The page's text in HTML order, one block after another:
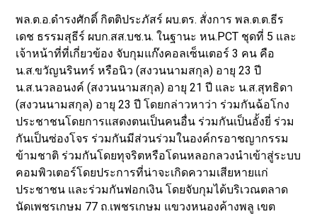
พล.ต.อ.ดำรงศักดิ์ กิตติประภัสร์ ผบ.ตร. สั่งการ พล.ต.ต.ธีร
เดช ธรรมสุธีร์ ผบก.สส.บช.น. ในฐานะ หน.PCT ชุดที่ 5 และ
เจ้าหน้าที่ที่เกี่ยวข้อง จับกุมแก๊งคอลเซ็นเตอร์ 3 คน คือ
น.ส.ขวัญนรินทร์ หรือนิว (สงวนนามสกุล) อายุ 23 ปี
น.ส.นวลอนงค์ (สงวนนามสกุล) อายุ 21 ปี และ น.ส.สุทธิดา
(สงวนนามสกุล) อายุ 23 ปี โดยกล่าวหาว่า ร่วมกันฉ้อโกง
ประชาชนโดยการแสดงตนเป็นคนอื่น ร่วมกันเป็นอั้งยี่ ร่วม
กันเป็นซ่องโจร ร่วมกันมีส่วนร่วมในองค์กรอาชญากรรม
ข้ามชาติ ร่วมกันโดยทุจริตหรือโดนหลอกลวงนำเข้าสู่ระบบ
คอมพิวเตอร์โดยประการที่น่าจะเกิดความเสียหายแก่
ประชาชน และร่วมกันฟอกเงิน โดยจับกุมได้บริเวณตลาด
นัดเพชรเกษม 77 ถ.เพชรเกษม แขวงหนองค้างพลู เขต